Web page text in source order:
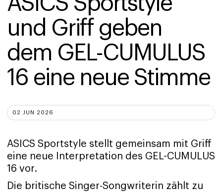
und Griff geben
dem GEL-CUMULUS
16 eine neue Stimme
02 JUN 2026
ASICS Sportstyle stellt gemeinsam mit Griff
eine neue Interpretation des GEL-CUMULUS
16 vor.
Die britische Singer-Songwriterin zählt zu